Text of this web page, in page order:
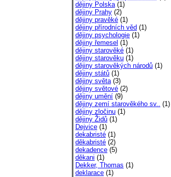
dějiny Polska(1)
dějiny Prahy (2)
dějiny pravěké (1)
dějiny přírodních věd (1)
dějiny psychologie (1)
dějiny řemesel (1)
dějiny starověké (1)
dějiny starověku (1)
dějiny starověkých národů (1)
dějiny států (1)
dějiny světa(3)
dějiny světové (2)
dějiny umění (9)
dějiny zemí starověkého sv.. (1)
dějiny zločinu (1)
dějiny Židů (1)
Dejvice (1)
dekabristé (1)
děkabristé (2)
dekadence (5)
děkani (1)
Dekker, Thomas (1)
deklarace (1)